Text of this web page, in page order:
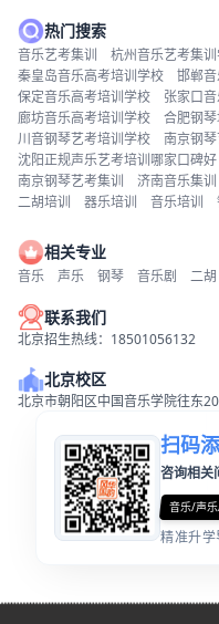
热门搜索
音乐艺考集训 杭州音乐艺考集
秦皇岛音乐高考培训学校
邯郸
保定音乐高考培训学校
张家口
廊坊音乐高考培训学校
合肥钢
川音钢琴艺考培训学校
南京钢
沈阳正规声乐艺考培训哪家口碑好
南京钢琴艺考集训
济南音乐集训
二胡培训
器乐培训 音乐培训
相关专业
音乐 声乐 钢琴 音乐剧 二胡
联系我们
北京招生热线：18501056132
北京校区
北京市朝阳区中国音乐学院往东
扫码
咨询相关
音乐/声
精准升